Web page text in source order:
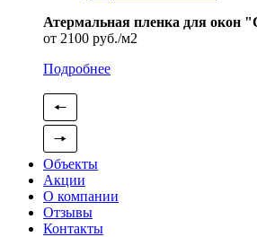
Атермальная пленка для окон
от 2100 руб./м2
Подробнее
Объекты
Акции
О компании
Отзывы
Контакты